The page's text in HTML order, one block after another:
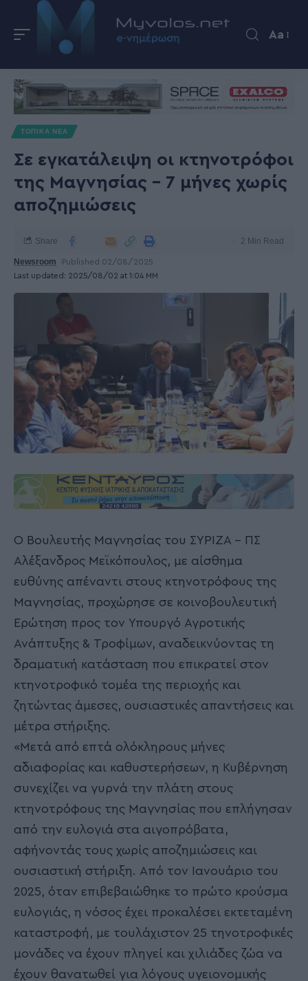
Aa
ΤΟΠΙΚΑ ΝΕΑ
Σε εγκατάλειψη οι κτηνοτρόφοι
της Μαγνησίας – 7 μήνες χωρίς
αποζημιώσεις
Last updated: 2025/08/02 at 1:04 ΜΜ
Newsroom Published 02/08/2025
Share 2 Min Read
Ο Βουλευτής Μαγνησίας του ΣΥΡΙΖΑ – ΠΣ
Αλέξανδρος Μεϊκόπουλος, με αίσθημα
ευθύνης απέναντι στους κτηνοτρόφους της
Μαγνησίας, προχώρησε σε κοινοβουλευτική
Ερώτηση προς τον Υπουργό Αγροτικής
Ανάπτυξης & Τροφίμων, αναδεικνύοντας τη
δραματική κατάσταση που επικρατεί στον
κτηνοτροφικό τομέα της περιοχής και
ζητώντας άμεσες, ουσιαστικές απαντήσεις και
μέτρα στήριξης.
«Μετά από επτά ολόκληρους μήνες
αδιαφορίας και καθυστερήσεων, η Κυβέρνηση
συνεχίζει να γυρνά την πλάτη στους
κτηνοτρόφους της Μαγνησίας που επλήγησαν
από την ευλογιά στα αιγοπρόβατα,
αφήνοντάς τους χωρίς αποζημιώσεις και
ουσιαστική στήριξη. Από τον Ιανουάριο του
2025, όταν επιβεβαιώθηκε το πρώτο κρούσμα
ευλογιάς, η νόσος έχει προκαλέσει εκτεταμένη
καταστροφή, με τουλάχιστον 25 τηνοτροφικές
μονάδες να έχουν πληγεί και χιλιάδες ζώα να
έχουν θανατωθεί για λόγους υγειονομικής